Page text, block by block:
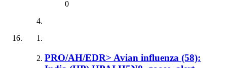
0
PRO/AH/EDR> Avian influenza (58):